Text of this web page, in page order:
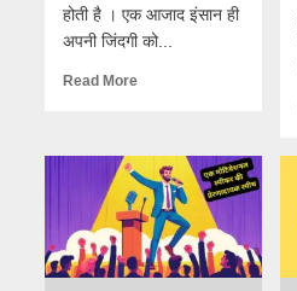
होती है । एक आजाद इंसान ही
अपनी जिंदगी को...
Read More